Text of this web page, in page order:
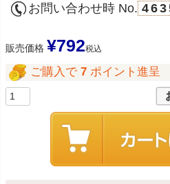
お問い合わせ時 No.
販売価格 ¥792税込
ご購入で 7 ポイント進呈